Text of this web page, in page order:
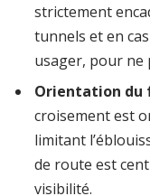
strictement
tunnels et en
usager, pour ne
Orientation du
croisement est
limitant
de route est
visibilité.